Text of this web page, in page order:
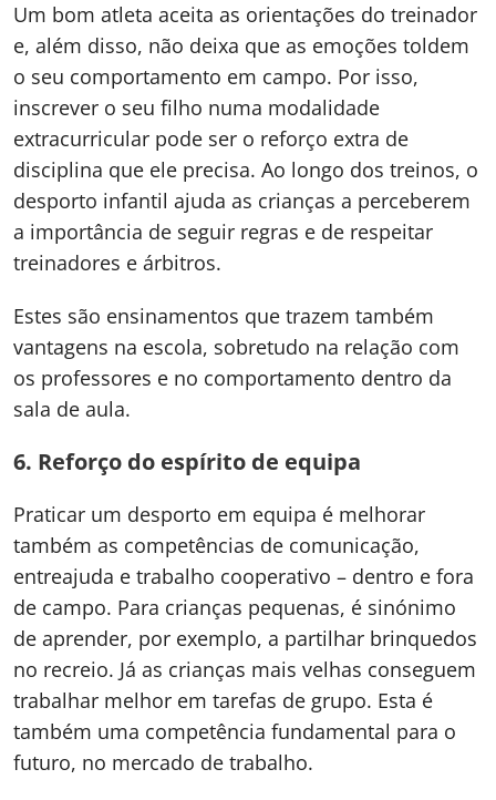
Um bom atleta aceita as orientações do treinador
e, além disso, não deixa que as emoções toldem
o seu comportamento em campo. Por isso,
inscrever o seu filho numa modalidade
extracurricular pode ser o reforço extra de
disciplina que ele precisa. Ao longo dos treinos, o
desporto infantil ajuda as crianças a perceberem
a importância de seguir regras e de respeitar
treinadores e árbitros.
Estes são ensinamentos que trazem também
vantagens na escola, sobretudo na relação com
os professores e no comportamento dentro da
sala de aula.
6. Reforço do espírito de equipa
Praticar um desporto em equipa é melhorar
também as competências de comunicação,
entreajuda e trabalho cooperativo – dentro e fora
de campo. Para crianças pequenas, é sinónimo
de aprender, por exemplo, a partilhar brinquedos
no recreio. Já as crianças mais velhas conseguem
trabalhar melhor em tarefas de grupo. Esta é
também uma competência fundamental para o
futuro, no mercado de trabalho.